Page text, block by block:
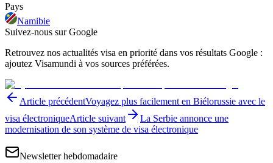
Pays
Namibie
Suivez-nous sur Google
Retrouvez nos actualités visa en priorité dans vos résultats Google :
ajoutez Visamundi à vos sources préférées.
Article précédentVoyagez plus facilement en Biélorussie avec le
visa électroniqueArticle suivant
La Serbie annonce une
modernisation de son système de visa électronique
Newsletter hebdomadaire